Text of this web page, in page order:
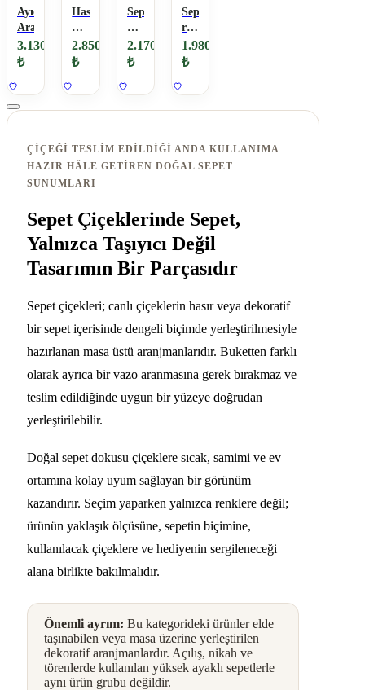
Ayıcıklı
Aranjman
3.130
₺
Hasır
Sepette
Aranjman
2.850
₺
Sepette
Çiçek
Aranjmanı
2.170
₺
Sepette
renkli
papatyalar
1.980
₺
ÇIÇEĞI TESLIM EDILDIĞI ANDA KULLANIMA
HAZIR HÂLE GETIREN DOĞAL SEPET
SUNUMLARI
Sepet Çiçeklerinde Sepet,
Yalnızca Taşıyıcı Değil
Tasarımın Bir Parçasıdır
Sepet çiçekleri; canlı çiçeklerin hasır veya dekoratif
bir sepet içerisinde dengeli biçimde yerleştirilmesiyle
hazırlanan masa üstü aranjmanlarıdır. Buketten farklı
olarak ayrıca bir vazo aranmasına gerek bırakmaz ve
teslim edildiğinde uygun bir yüzeye doğrudan
yerleştirilebilir.
Doğal sepet dokusu çiçeklere sıcak, samimi ve ev
ortamına kolay uyum sağlayan bir görünüm
kazandırır. Seçim yaparken yalnızca renklere değil;
ürünün yaklaşık ölçüsüne, sepetin biçimine,
kullanılacak çiçeklere ve hediyenin sergileneceği
alana birlikte bakılmalıdır.
Önemli ayrım: Bu kategorideki ürünler elde
taşınabilen veya masa üzerine yerleştirilen
dekoratif aranjmanlardır. Açılış, nikah ve
törenlerde kullanılan yüksek ayaklı sepetlerle
aynı ürün grubu değildir.